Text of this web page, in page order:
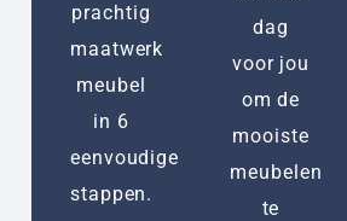
prachtig
maatwerk
meubel
in 6
eenvoudige
stappen.
dag
voor jou
om de
mooiste
meubelen
te